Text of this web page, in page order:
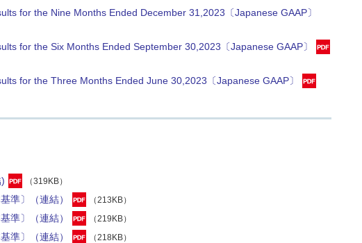
for the Nine Months Ended December 31,2023〔Japanese GAAP〕
for the Six Months Ended September 30,2023〔Japanese GAAP〕
for the Three Months Ended June 30,2023〔Japanese GAAP〕
（319KB）
準〕（連結） （213KB）
準〕（連結） （219KB）
準〕（連結） （218KB）